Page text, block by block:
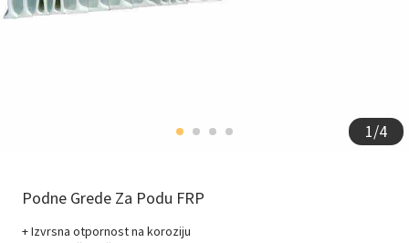
1/4
Podne Grede Za Podu FRP
+ Izvrsna otpornost na koroziju